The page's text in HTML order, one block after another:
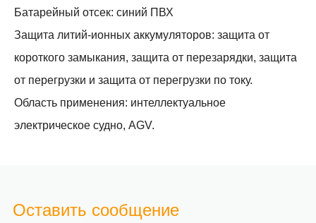
Батарейный отсек: синий ПВХ
Защита литий-ионных аккумуляторов: защита от
короткого замыкания, защита от перезарядки, защита
от перегрузки и защита от перегрузки по току.
Область применения: интеллектуальное
электрическое судно, AGV.
Оставить сообщение